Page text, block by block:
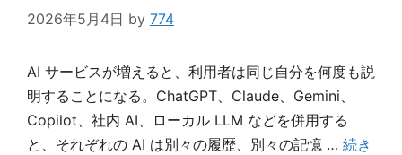
2026年5月4日 by 774
AI サービスが増えると、利用者は同じ自分を何度も説
明することになる。ChatGPT、Claude、Gemini、
Copilot、社内 AI、ローカル LLM などを併用する
と、それぞれの AI は別々の履歴、別々の記憶 … 続き